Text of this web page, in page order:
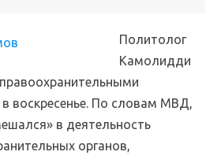
Политолог
Камолидди
в воскресенье. По словам МВД,
в деятельность
органов,